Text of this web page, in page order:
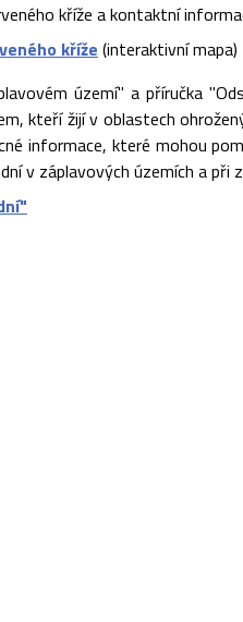
kříže a kontaktní
kříže (interaktivní mapa)
území" a příručka
kteří žijí v oblastech
informace, které mohou
v záplavových územích a při